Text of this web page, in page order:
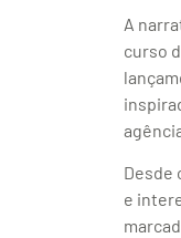
A
curso
Desde
e